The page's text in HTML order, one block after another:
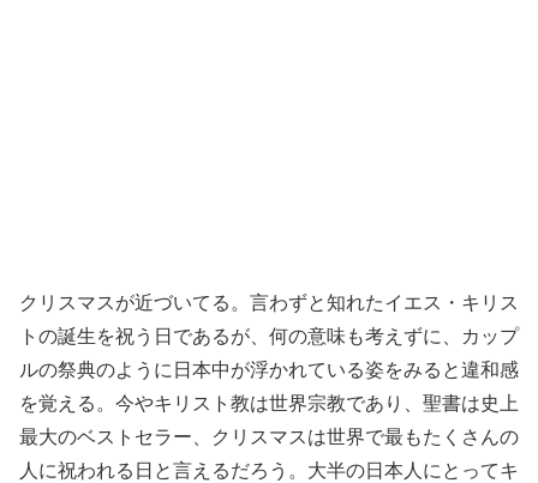
クリスマスが近づいてる。言わずと知れたイエス・キリス
トの誕生を祝う日であるが、何の意味も考えずに、カップ
ルの祭典のように日本中が浮かれている姿をみると違和感
を覚える。今やキリスト教は世界宗教であり、聖書は史上
最大のベストセラー、クリスマスは世界で最もたくさんの
人に祝われる日と言えるだろう。大半の日本人にとってキ